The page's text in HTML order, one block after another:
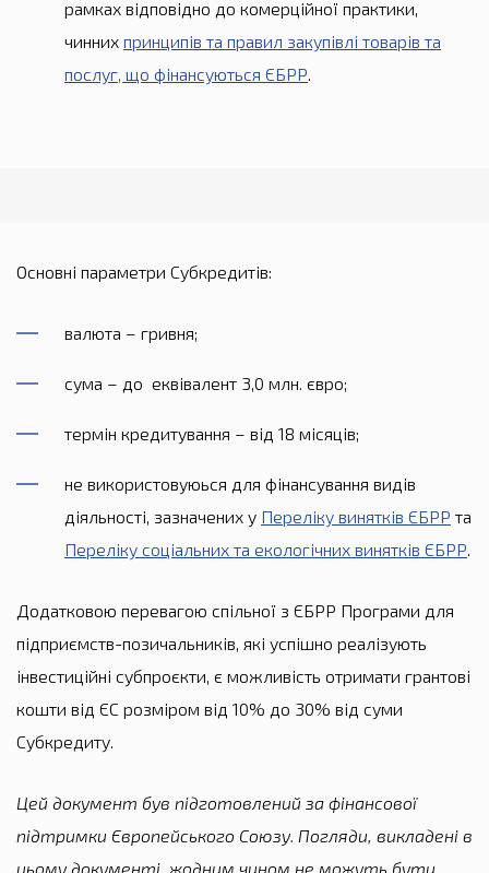
рамках відповідно до комерційної практики,
чинних принципів та правил закупівлі товарів та
послуг, що фінансуються ЄБРР.
Основні параметри Субкредитів:
валюта – гривня;
сума – до еквівалент 3,0 млн. євро;
термін кредитування – від 18 місяців;
не використовуюься для фінансування видів
діяльності, зазначених у Переліку винятків ЄБРР та
Переліку соціальних та екологічних винятків ЄБРР.
Додатковою перевагою спільної з ЄБРР Програми для
підприємств-позичальників, які успішно реалізують
інвестиційні субпроєкти, є можливість отримати грантові
кошти від ЄС розміром від 10% до 30% від суми
Субкредиту.
Цей документ був підготовлений за фінансової
підтримки Європейського Союзу. Погляди, викладені в
цьому документі, жодним чином не можуть бути